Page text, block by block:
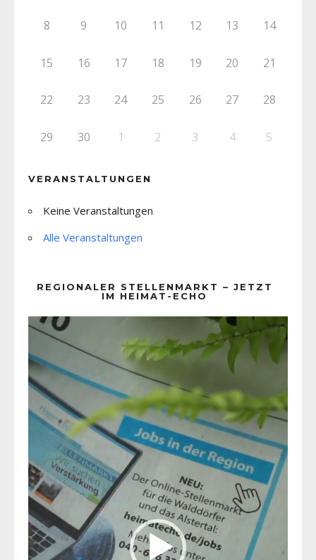
8 9 10 11 12 13 14
15 16 17 18 19 20 21
22 23 24 25 26 27 28
29 30 1 2 3 4 5
VERANSTALTUNGEN
Keine Veranstaltungen
Alle Veranstaltungen
REGIONALER STELLENMARKT – JETZT
IM HEIMAT-ECHO
Player